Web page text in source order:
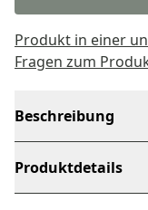
Produkt in einer
Fragen zum
Beschreibung
Produktdetails